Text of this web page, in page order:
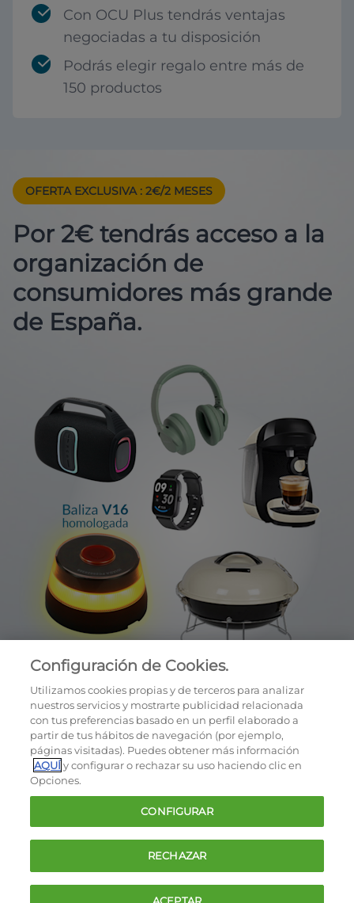
Con OCU Plus tendrás ventajas
negociadas a tu disposición
Podrás elegir regalo entre más de
150 productos
OFERTA EXCLUSIVA : 2€/2 MESES
Por 2€ tendrás acceso a la
organización de
consumidores más grande
de España.
Cookies
Política de privacidad
Términos y condiciones de la oferta
Contacto
FAQ
Configuración de Cookies.
Utilizamos cookies propias y de terceros para analizar
nuestros servicios y mostrarte publicidad relacionada
con tus preferencias basado en un perfil elaborado a
partir de tus hábitos de navegación (por ejemplo,
páginas visitadas). Puedes obtener más información
AQUÍy configurar o rechazar su uso haciendo clic en
Opciones.
CONFIGURAR
RECHAZAR